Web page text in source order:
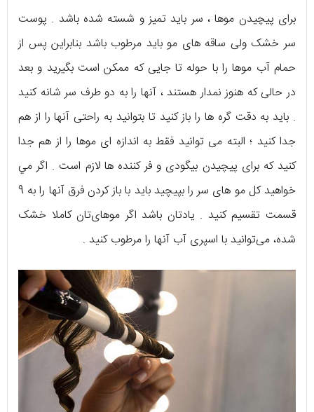
برای پیچیدن موها ، سر باید تمیز و شسته شده باشد . پوست
سر خشک ولی ساقه‌ های مو باید مرطوب باشد بنابراین پس از
حمام آب موها را با حوله تا جایی كه ممکن است بگیرید و بعد
در حالی که هنوز نمدار هستند ، آنها را به دو طرف سر شانه کنيد
. باید به دقت گره‌ ها را باز کنید تا بتوانید به‌ راحتی آنها را از هم
جدا کنید ؛ البته می‌ توانید فقط به اندازه‌ ای موها را از هم جدا
کنید که برای پیچیدن بیگودی و فر کننده ها لازم است . اگر مي‌
خواهيد کل مو های سر را بپیچید باید با باز کردن فرق آنها را به 9
قسمت تقسیم کنید . یادتان باشد اگر موهای‌تان کاملا خشک
شده، می‌توانید با اسپری آب آنها را مرطوب کنید .